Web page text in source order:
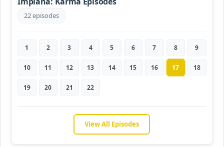
22 episodes
1 2 3 4 5 6 7 8 9
10 11 12 13 14 15 16 17 18
19 20 21 22
View All Episodes